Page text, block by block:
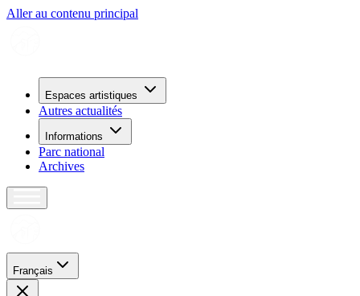
Aller au contenu principal
Espaces artistiques
Autres actualités
Informations
Parc national
Archives
Français